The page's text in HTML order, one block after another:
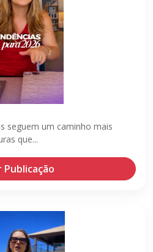
seguem um caminho mais
que...
Publicação